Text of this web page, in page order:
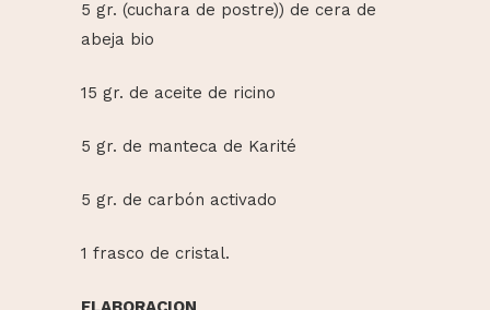
5 gr. (cuchara de postre)) de cera de
abeja bio
15 gr. de aceite de ricino
5 gr. de manteca de Karité
5 gr. de carbón activado
1 frasco de cristal.